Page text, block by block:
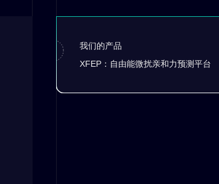
我们的产品
XFEP：自由能微扰亲和力预测平台